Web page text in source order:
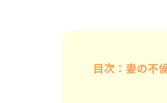
目次：妻の不